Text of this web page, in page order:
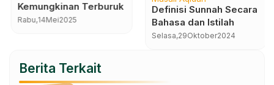
Kemungkinan Terburuk
Rabu,14Mei2025
Definisi Sunnah Secara
Bahasa dan Istilah
Selasa,29Oktober2024
Berita Terkait